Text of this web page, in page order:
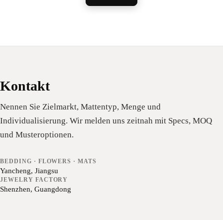
Kontakt
Nennen Sie Zielmarkt, Mattentyp, Menge und
Individualisierung. Wir melden uns zeitnah mit Specs, MOQ
und Musteroptionen.
BEDDING · FLOWERS · MATS
Yancheng, Jiangsu
JEWELRY FACTORY
Shenzhen, Guangdong